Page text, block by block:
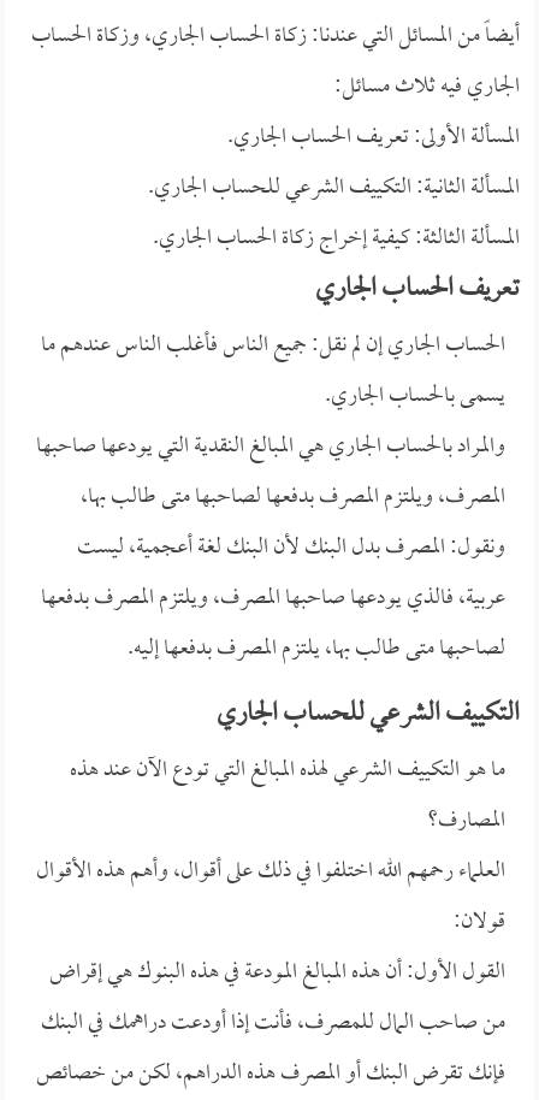
أيضاً من المسائل التي عندنا: زكاة الحساب الجاري، وزكاة الحساب
الجاري فيه ثلاث مسائل:
المسألة الأولى: تعريف الحساب الجاري.
المسألة الثانية: التكييف الشرعي للحساب الجاري.
المسألة الثالثة: كيفية إخراج زكاة الحساب الجاري.
تعريف الحساب الجاري
الحساب الجاري إن لم نقل: جميع الناس فأغلب الناس عندهم ما
يسمى بالحساب الجاري.
والمراد بالحساب الجاري هي المبالغ النقدية التي يودعها صاحبها
المصرف، ويلتزم المصرف بدفعها لصاحبها متى طالب بها،
ونقول: المصرف بدل البنك لأن البنك لغة أعجمية، ليست
عربية، فالذي يودعها صاحبها المصرف، ويلتزم المصرف بدفعها
لصاحبها متى طالب بها، يلتزم المصرف بدفعها إليه.
التكييف الشرعي للحساب الجاري
ما هو التكييف الشرعي لهذه المبالغ التي تودع الآن عند هذه
المصارف؟
العلماء رحمهم الله اختلفوا في ذلك على أقوال، وأهم هذه الأقوال
قولان:
القول الأول: أن هذه المبالغ المودعة في هذه البنوك هي إقراض
من صاحب المال للمصرف، فأنت إذا أودعت دراهمك في البنك
فإنك تقرض البنك أو المصرف هذه الدراهم، لكن من خصائص